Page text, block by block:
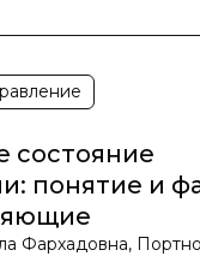
состояние
понятие и
Фархадовна,